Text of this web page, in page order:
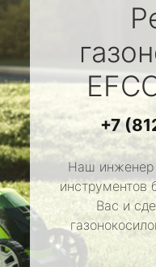
+7
Наш инженер
инструментов
Вас и